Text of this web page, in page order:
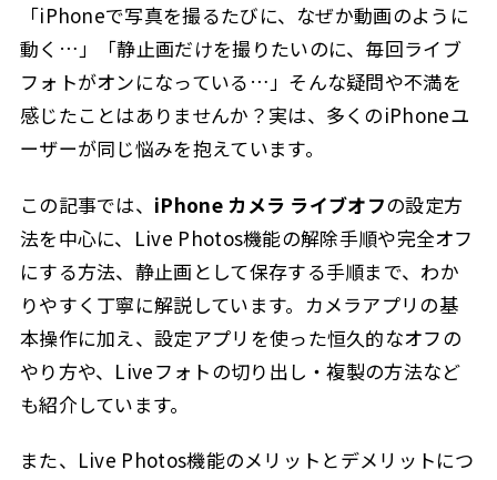
「iPhoneで写真を撮るたびに、なぜか動画のように
動く…」「静止画だけを撮りたいのに、毎回ライブ
フォトがオンになっている…」そんな疑問や不満を
感じたことはありませんか？実は、多くのiPhoneユ
ーザーが同じ悩みを抱えています。
この記事では、 iPhone カメラ ライブオフの設定方
法を中心に、Live Photos機能の解除手順や完全オフ
にする方法、静止画として保存する手順まで、わか
りやすく丁寧に解説しています。カメラアプリの基
本操作に加え、設定アプリを使った恒久的なオフの
やり方や、Liveフォトの切り出し・複製の方法など
も紹介しています。
また、Live Photos機能のメリットとデメリットにつ